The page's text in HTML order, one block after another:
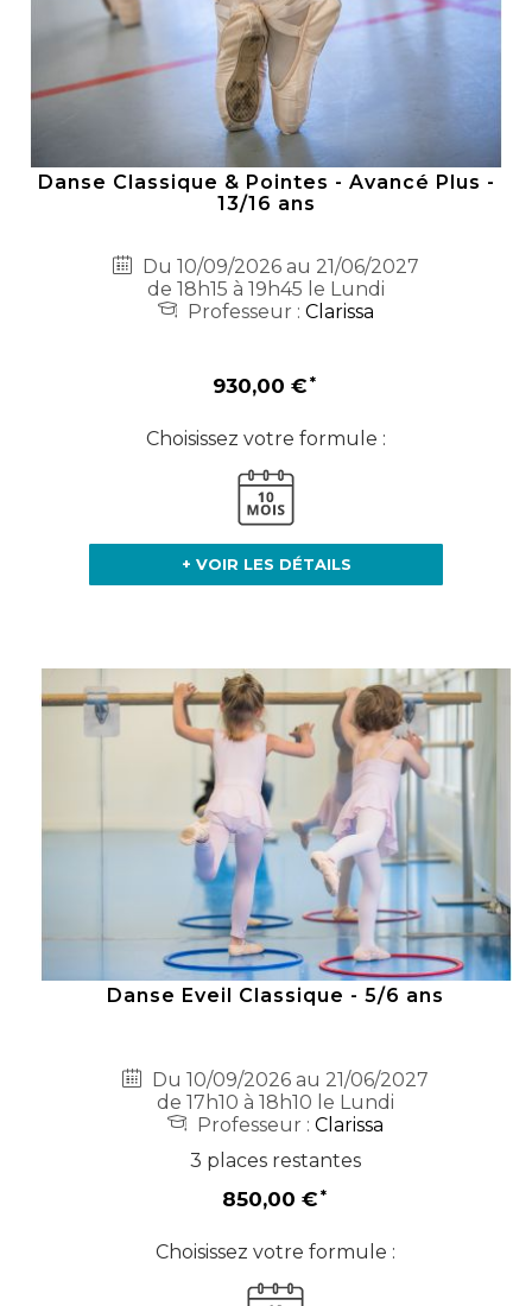
Danse Classique & Pointes - Avancé Plus -
13/16 ans
Du 10/09/2026 au 21/06/2027
de 18h15 à 19h45 le Lundi
Professeur : Clarissa
930,00 €
Choisissez votre formule :
+ VOIR LES DÉTAILS
Danse Eveil Classique - 5/6 ans
Du 10/09/2026 au 21/06/2027
de 17h10 à 18h10 le Lundi
Professeur :Clarissa
3 places restantes
850,00 €
Choisissez votre formule :